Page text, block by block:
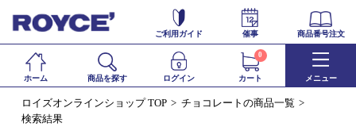
ご利用ガイド 催事 商品番号注文
ホーム 商品を探す ログイン カート
0
メニュー
ロイズオンラインショップ TOP
チョコレートの商品一覧
検索結果